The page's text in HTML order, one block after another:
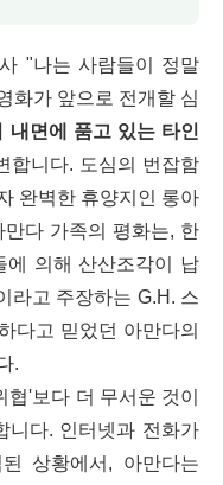
"나는 사람들이 정말
화가 앞으로 전개할 심
내면에 품고 있는 타인
합니다. 도심의 번잡함
완벽한 휴양지인 롱아
다 가족의 평화는, 한
에 의해 산산조각이 납
라고 주장하는 G.H. 스
다고 믿었던 아만다의
.
'보다 더 무서운 것이
니다. 인터넷과 전화가
상황에서, 아만다는